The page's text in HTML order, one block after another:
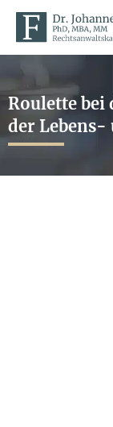
Roulette bei
der Lebens-